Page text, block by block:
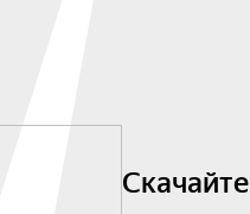
Скачайте